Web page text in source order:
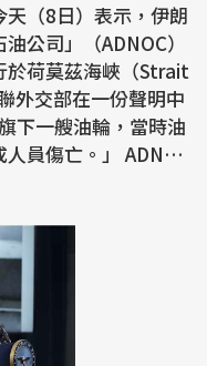
（8日）表示，伊朗
公司」（ADNOC）
於荷莫茲海峽（Strait
下一艘油輪，當時油
亡。」 ADNOC